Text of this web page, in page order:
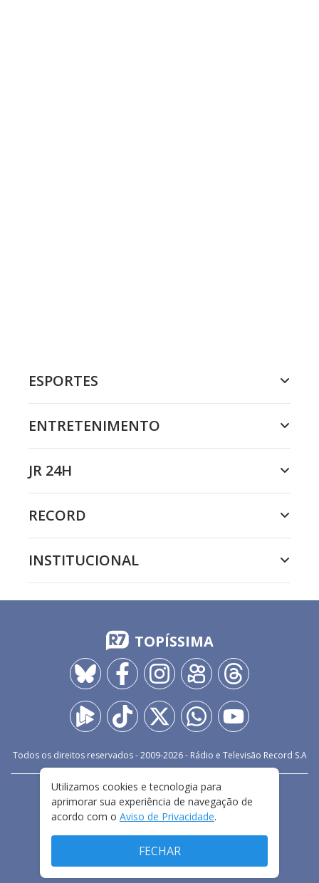
ESPORTES
ENTRETENIMENTO
JR 24H
RECORD
INSTITUCIONAL
TOPÍSSIMA
Todos os direitos reservados - 2009-2026- Rádio e Televisão Record S.A
FALE CONOSCO
PRIVACIDADE
TERMOS E CONDIÇÕES DE USO
Utilizamos cookies e tecnologia para
aprimorar sua experiência de navegação de
acordo com o Aviso de Privacidade.
FECHAR